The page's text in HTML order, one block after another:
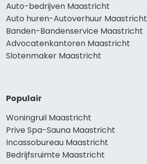
Auto-bedrijven Maastricht
Auto huren-Autoverhuur Maastricht
Banden-Bandenservice Maastricht
Advocatenkantoren Maastricht
Slotenmaker Maastricht
Populair
Woningruil Maastricht
Prive Spa-Sauna Maastricht
Incassobureau Maastricht
Bedrijfsruimte Maastricht